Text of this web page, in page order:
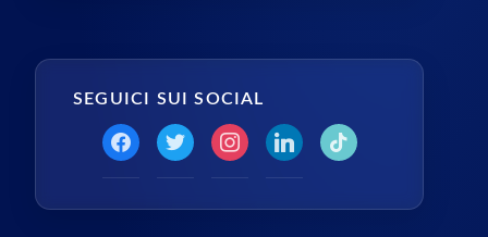
SEGUICI SUI SOCIAL